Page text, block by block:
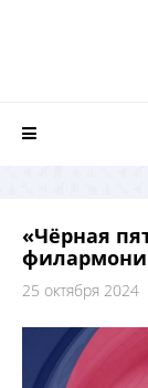
«Чёрная
25 октября 2024